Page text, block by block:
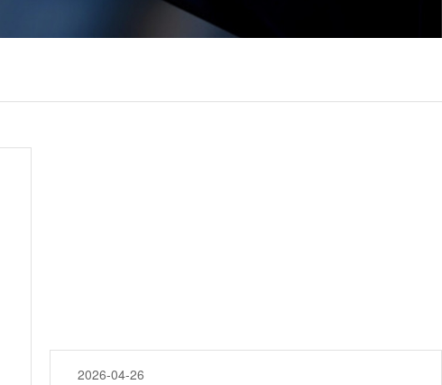
2026-04-26